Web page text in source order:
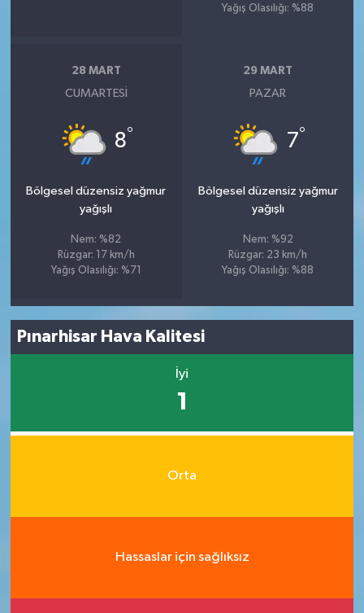
Yağış Olasılığı: %88
28 MART
CUMARTESI
8°
Bölgesel düzensiz yağmur
yağışlı
Nem: %82
Rüzgar: 17 km/h
Yağış Olasılığı: %71
29 MART
PAZAR
7°
Bölgesel düzensiz yağmur
yağışlı
Nem: %92
Rüzgar: 23 km/h
Yağış Olasılığı: %88
Pınarhisar Hava Kalitesi
İyi
1
Orta
Hassaslar için sağlıksız